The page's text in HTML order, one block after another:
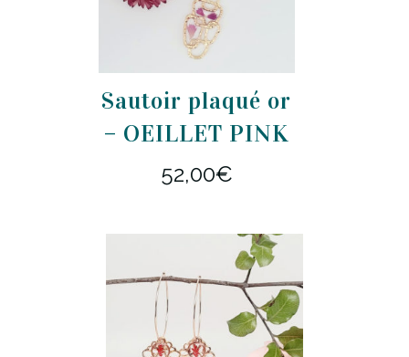
Sautoir plaqué or
– OEILLET PINK
52,00€